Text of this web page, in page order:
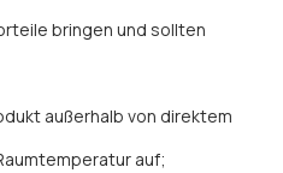
bringen und sollten
außerhalb von direktem
auf;